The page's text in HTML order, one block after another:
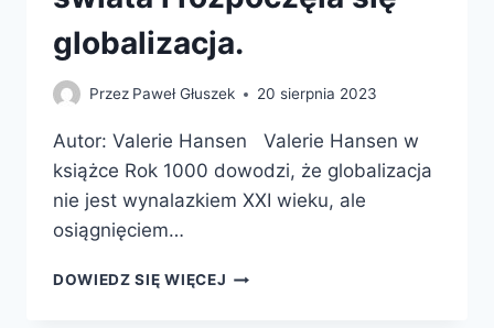
globalizacja.
Przez Paweł Głuszek 20 sierpnia 2023
Autor: Valerie Hansen Valerie Hansen w
książce Rok 1000 dowodzi, że globalizacja
nie jest wynalazkiem XXI wieku, ale
osiągnięciem…
DOWIEDZ SIĘ WIĘCEJ ROK